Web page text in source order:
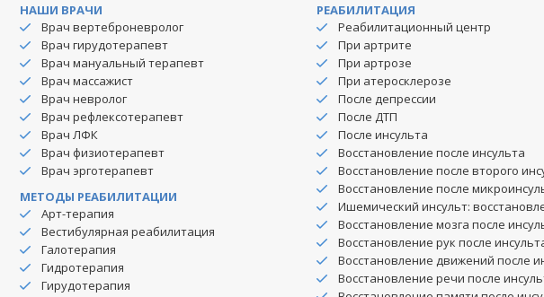
НАШИ ВРАЧИ
Врач вертеброневролог
Врач гирудотерапевт
Врач мануальный терапевт
Врач массажист
Врач невролог
Врач рефлексотерапевт
Врач ЛФК
Врач физиотерапевт
Врач эрготерапевт
МЕТОДЫ РЕАБИЛИТАЦИИ
Арт-терапия
Вестибулярная реабилитация
Галотерапия
Гидротерапия
Гирудотерапия
РЕАБИЛИТАЦИЯ
Реабилитационный центр
При артрите
При артрозе
При атеросклерозе
После депрессии
После ДТП
После инсульта
Восстановление после инсульта
Восстановление после второго
Восстановление после
Ишемический инсульт:
Восстановление мозга после
Восстановление рук после
Восстановление движений после
Восстановление речи после